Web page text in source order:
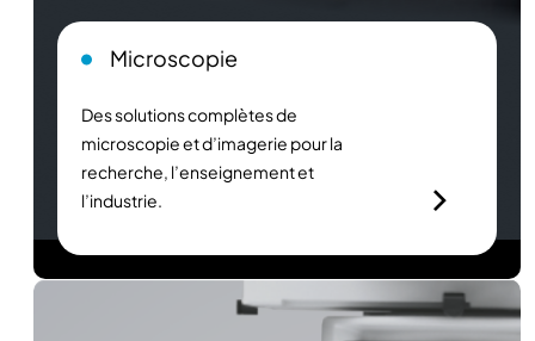
Microscopie
Des solutions complètes de
microscopie et d’imagerie pour la
recherche, l’enseignement et
l’industrie.